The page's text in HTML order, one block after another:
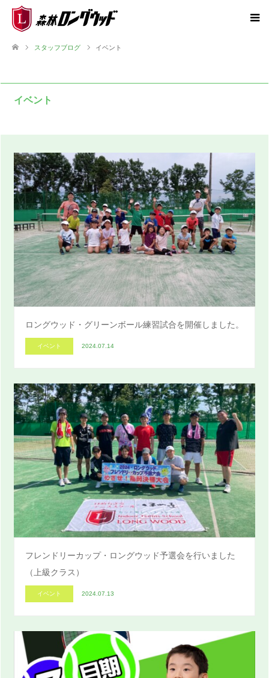
スタッフブログ イベント
イベント
ロングウッド・グリーンボール練習試合を開催しました。
イベント 2024.07.14
フレンドリーカップ・ロングウッド予選会を行いました
（上級クラス）
イベント 2024.07.13